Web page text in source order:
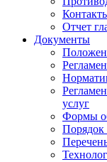
Отчет
Документы
услуг
Формы
Порядок